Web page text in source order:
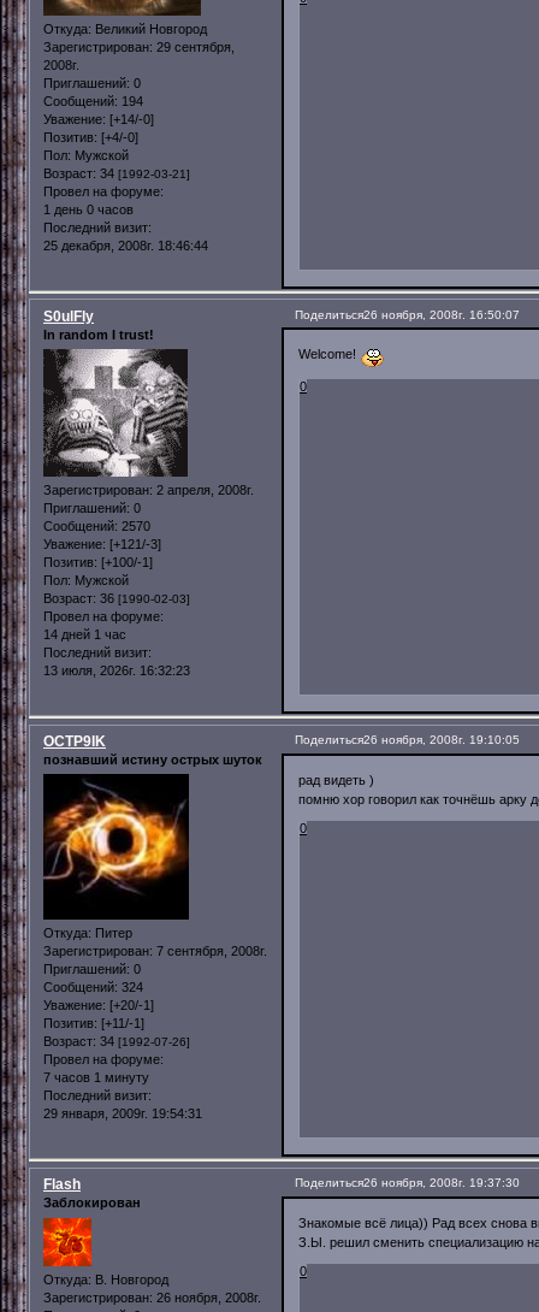
Откуда: Великий Новгород
Зарегистрирован: 29 сентября,
2008г.
Приглашений: 0
Сообщений: 194
Уважение: [+14/-0]
Позитив: [+4/-0]
Пол: Мужской
Возраст: 34 [1992-03-21]
Провел на форуме:
1 день 0 часов
Последний визит:
25 декабря, 2008г. 18:46:44
Поделиться26 ноября, 2008г. 16:50:07
S0ulFly
In random I trust!
Зарегистрирован: 2 апреля, 2008г.
Приглашений: 0
Сообщений: 2570
Уважение: [+121/-3]
Позитив: [+100/-1]
Пол: Мужской
Возраст: 36 [1990-02-03]
Провел на форуме:
14 дней 1 час
Последний визит:
13 июля, 2026г. 16:32:23
Welcome!
0
Поделиться26 ноября, 2008г. 19:10:05
OCTP9IK
познавший истину острых шуток
Откуда: Питер
Зарегистрирован: 7 сентября, 2008г.
Приглашений: 0
Сообщений: 324
Уважение: [+20/-1]
Позитив: [+11/-1]
Возраст: 34 [1992-07-26]
Провел на форуме:
7 часов 1 минуту
Последний визит:
29 января, 2009г. 19:54:31
рад видеть )
помню хор говорил как точнёшь арку
0
Поделиться26 ноября, 2008г. 19:37:30
Flash
Заблокирован
Откуда: В. Новгород
Зарегистрирован: 26 ноября, 2008г.
Знакомые всё лица)) Рад всех снова
З.Ы. решил сменить специализацию
0